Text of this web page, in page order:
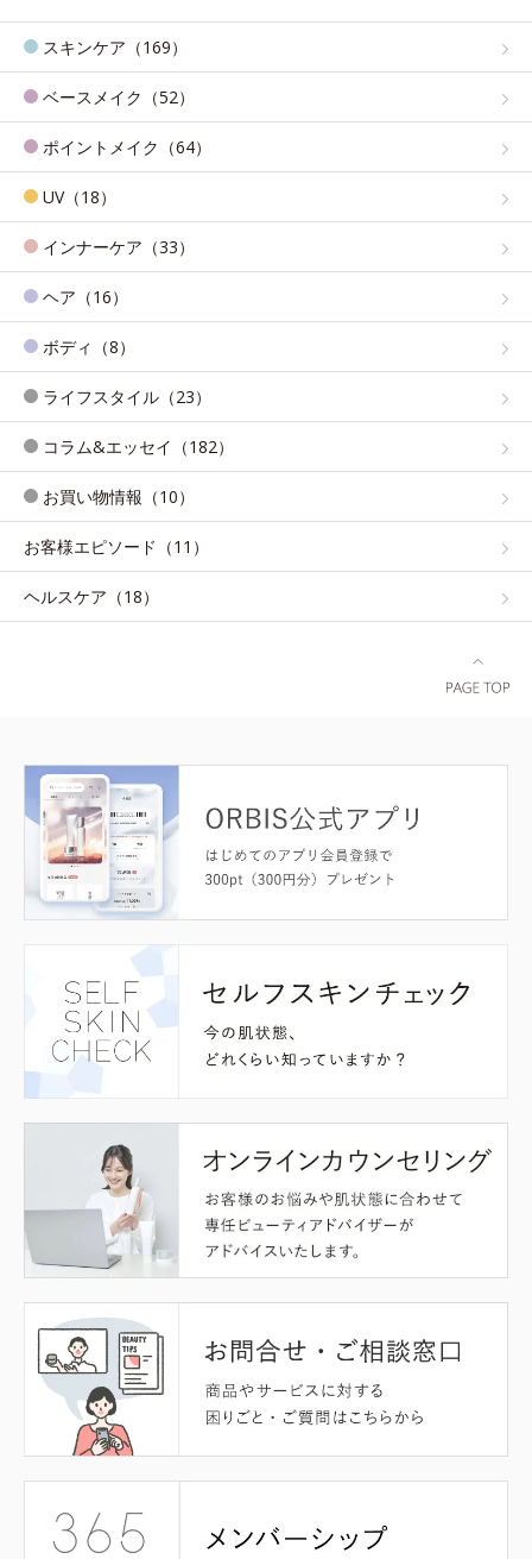
スキンケア（169）
ベースメイク（52）
ポイントメイク（64）
UV（18）
インナーケア（33）
ヘア（16）
ボディ（8）
ライフスタイル（23）
コラム&エッセイ（182）
お買い物情報（10）
お客様エピソード（11）
ヘルスケア（18）